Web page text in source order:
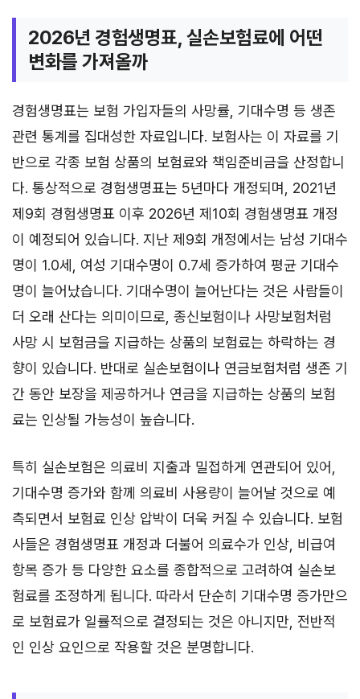
2026년 경험생명표, 실손보험료에 어떤
변화를 가져올까
경험생명표는 보험 가입자들의 사망률, 기대수명 등 생존
관련 통계를 집대성한 자료입니다. 보험사는 이 자료를 기
반으로 각종 보험 상품의 보험료와 책임준비금을 산정합니
다. 통상적으로 경험생명표는 5년마다 개정되며, 2021년
제9회 경험생명표 이후 2026년 제10회 경험생명표 개정
이 예정되어 있습니다. 지난 제9회 개정에서는 남성 기대수
명이 1.0세, 여성 기대수명이 0.7세 증가하여 평균 기대수
명이 늘어났습니다. 기대수명이 늘어난다는 것은 사람들이
더 오래 산다는 의미이므로, 종신보험이나 사망보험처럼
사망 시 보험금을 지급하는 상품의 보험료는 하락하는 경
향이 있습니다. 반대로 실손보험이나 연금보험처럼 생존 기
간 동안 보장을 제공하거나 연금을 지급하는 상품의 보험
료는 인상될 가능성이 높습니다.
특히 실손보험은 의료비 지출과 밀접하게 연관되어 있어,
기대수명 증가와 함께 의료비 사용량이 늘어날 것으로 예
측되면서 보험료 인상 압박이 더욱 커질 수 있습니다. 보험
사들은 경험생명표 개정과 더불어 의료수가 인상, 비급여
항목 증가 등 다양한 요소를 종합적으로 고려하여 실손보
험료를 조정하게 됩니다. 따라서 단순히 기대수명 증가만으
로 보험료가 일률적으로 결정되는 것은 아니지만, 전반적
인 인상 요인으로 작용할 것은 분명합니다.